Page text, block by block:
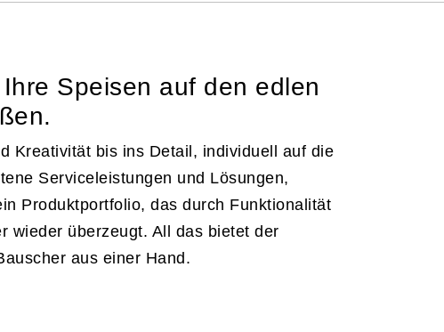
Speisen auf den edlen
Kreativität bis ins Detail, individuell auf die
Serviceleistungen und Lösungen,
Produktportfolio, das durch Funktionalität
wieder überzeugt. All das bietet der
aus einer Hand.